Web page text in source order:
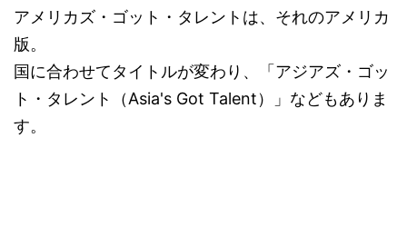
アメリカズ・ゴット・タレントは、それのアメリカ
版。
国に合わせてタイトルが変わり、「アジアズ・ゴッ
ト・タレント（Asia's Got Talent）」などもありま
す。